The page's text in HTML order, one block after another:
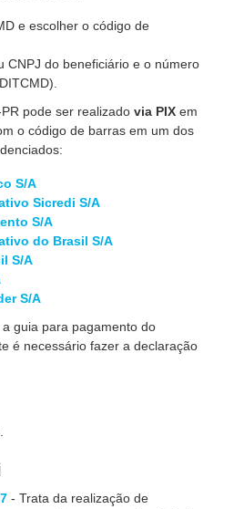
e escolher o código de
CNPJ do beneficiário e o número
pode ser realizado via PIX em
o código de barras em um dos
S/A
Sicredi S/A
S/A
do Brasil S/A
S/A
S/A
guia para pagamento do
é necessário fazer a declaração
- Trata da realização de